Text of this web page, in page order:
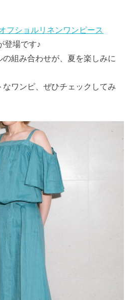
フショルリネンワンピース
登場です♪
組み合わせが、夏を楽しみに
ワンピ、ぜひチェックしてみ